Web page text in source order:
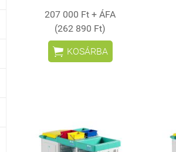
207 000 Ft + ÁFA
(262 890 Ft)
 KOSÁRBA